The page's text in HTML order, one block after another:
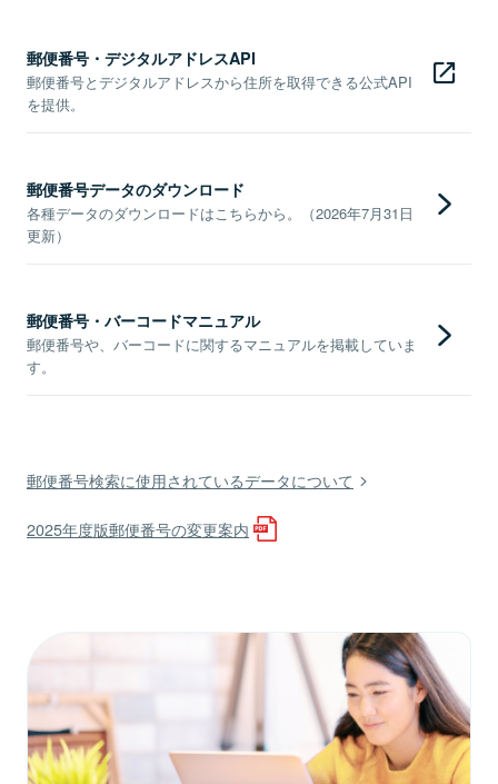
郵便番号・デジタルアドレスAPI
郵便番号とデジタルアドレスから住所を取得できる公式API
を提供。
郵便番号データのダウンロード
各種データのダウンロードはこちらから。（2026年7月31日
更新）
郵便番号・バーコードマニュアル
郵便番号や、バーコードに関するマニュアルを掲載していま
す。
郵便番号検索に使用されているデータについて
2025年度版郵便番号の変更案内